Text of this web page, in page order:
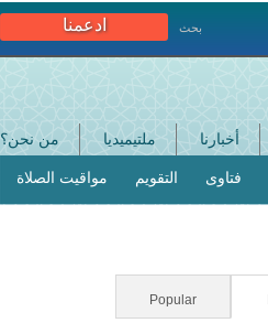
ادعمنا بحث
أخبارنا ملتيميديا من نحن؟
فتاوى التقويم مواقيت الصلاة
Popular